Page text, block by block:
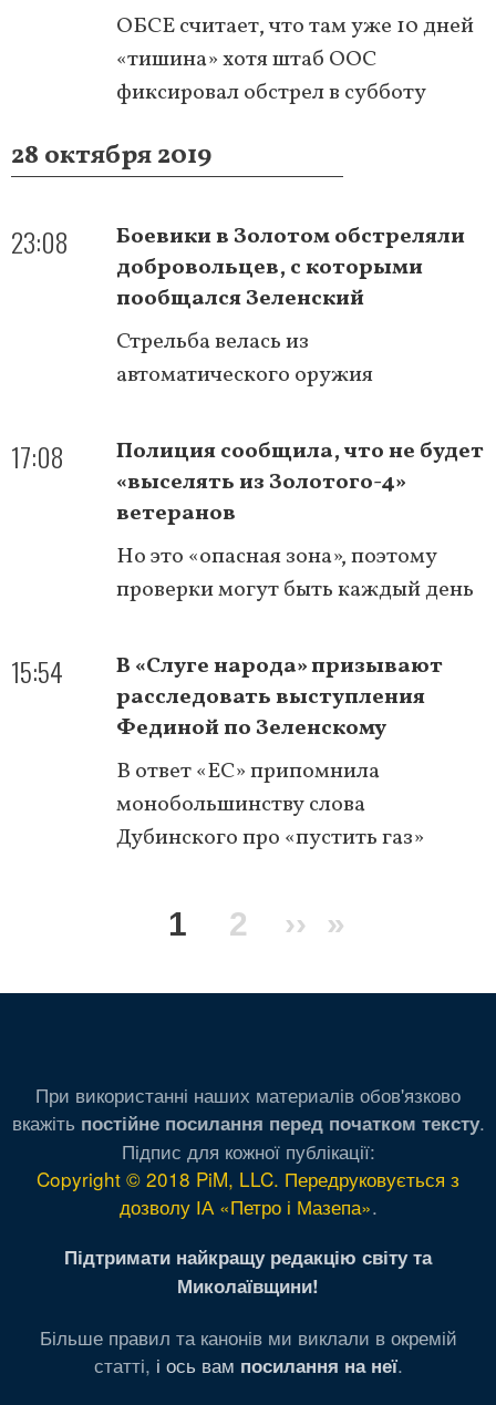
ОБСЕ считает, что там уже 10 дней
«тишина» хотя штаб ООС
фиксировал обстрел в субботу
28 октября 2019
23:08
Боевики в Золотом обстреляли
добровольцев, с которыми
пообщался Зеленский
Стрельба велась из
автоматического оружия
17:08
Полиция сообщила, что не будет
«выселять из Золотого-4»
ветеранов
Но это «опасная зона», поэтому
проверки могут быть каждый день
15:54
В «Слуге народа» призывают
расследовать выступления
Фединой по Зеленскому
В ответ «ЕС» припомнила
монобольшинству слова
Дубинского про «пустить газ»
Текущая
1 Page
2
Следующая
›› »
При використанні наших материалів обов'язково
вкажіть постійне посилання перед початком тексту.
Підпис для кожної публікації:
Copyright © 2018 PiM, LLC. Передруковується з
дозволу ІА «Петро і Мазепа».
Підтримати найкращу редакцію світу та
Миколаївщини!
Більше правил та канонів ми виклали в окремій
статті, і ось вам посилання на неї.